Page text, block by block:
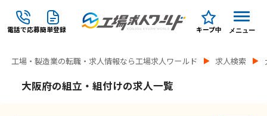
電話で応募簡単登録 キープ中 メニュー
工場・製造業の転職・求人情報なら工場求人ワールド 求人検索
大阪府の組立・組付けの求人一覧